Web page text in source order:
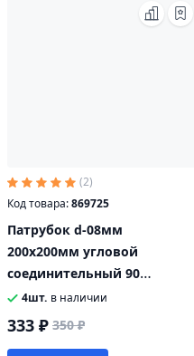
(2)
Код товара:869725
Патрубок d-08мм
200x200мм угловой
соединительный 90
градусов синий
4шт. в наличии
333 ₽ 350 ₽